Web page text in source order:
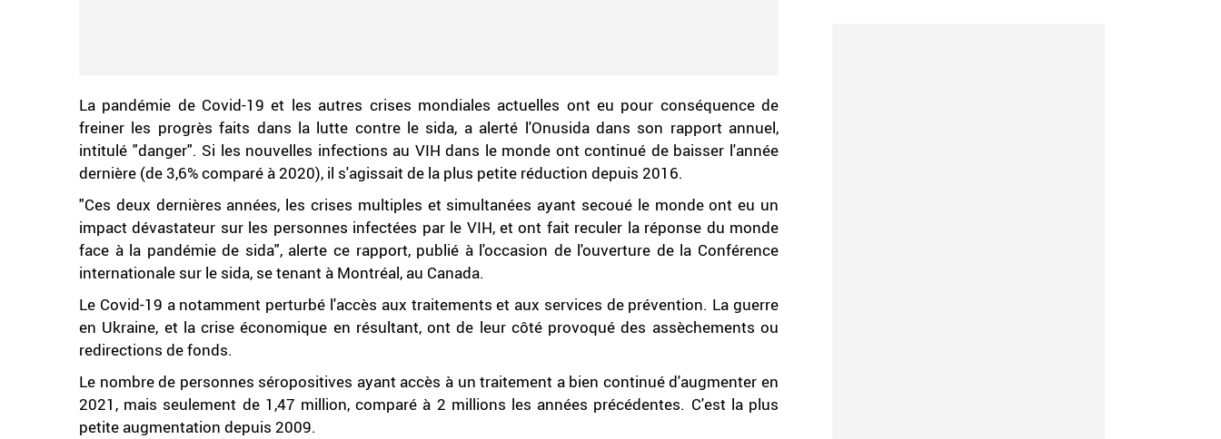
La pandémie de Covid-19 et les autres crises mondiales actuelles ont eu pour conséquence de
freiner les progrès faits dans la lutte contre le sida, a alerté l'Onusida dans son rapport annuel,
intitulé "danger". Si les nouvelles infections au VIH dans le monde ont continué de baisser l'année
dernière (de 3,6% comparé à 2020), il s'agissait de la plus petite réduction depuis 2016.
"Ces deux dernières années, les crises multiples et simultanées ayant secoué le monde ont eu un
impact dévastateur sur les personnes infectées par le VIH, et ont fait reculer la réponse du monde
face à la pandémie de sida", alerte ce rapport, publié à l'occasion de l'ouverture de la Conférence
internationale sur le sida, se tenant à Montréal, au Canada.
Le Covid-19 a notamment perturbé l'accès aux traitements et aux services de prévention. La guerre
en Ukraine, et la crise économique en résultant, ont de leur côté provoqué des assèchements ou
redirections de fonds.
Le nombre de personnes séropositives ayant accès à un traitement a bien continué d'augmenter en
2021, mais seulement de 1,47 million, comparé à 2 millions les années précédentes. C'est la plus
petite augmentation depuis 2009.